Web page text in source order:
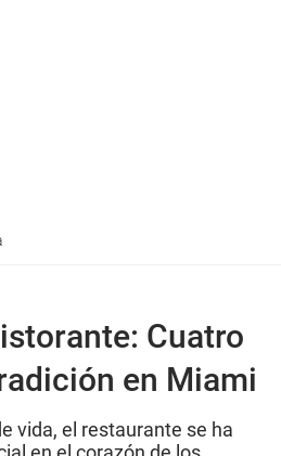
Cuatro
en Miami
vida, el restaurante se ha